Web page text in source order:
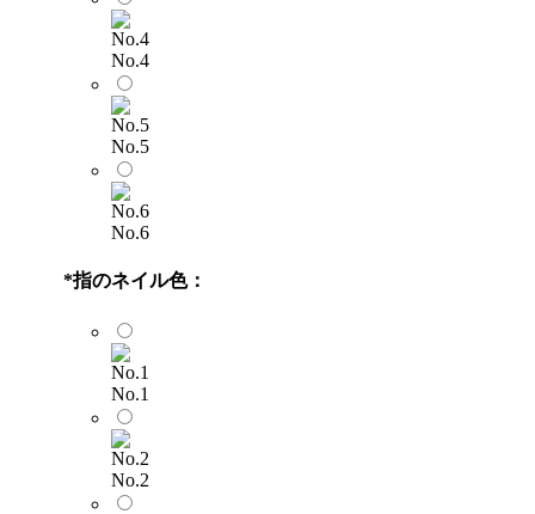
No.4
No.5
No.6
*指のネイル色：
No.1
No.2